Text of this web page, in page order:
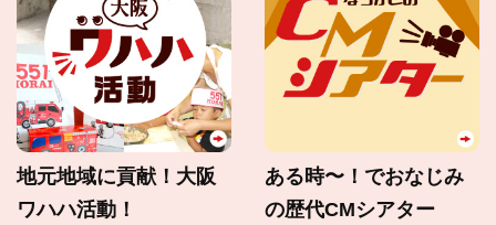
地元地域に貢献！大阪
ワハハ活動！
ある時〜！でおなじみ
の歴代CMシアター